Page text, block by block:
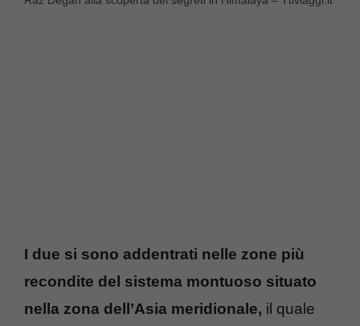
I due si sono addentrati nelle zone più
recondite del sistema montuoso situato
nella zona dell’Asia meridionale, il quale